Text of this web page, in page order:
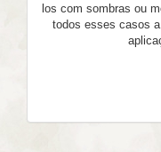
los com sombras ou
todos esses casos